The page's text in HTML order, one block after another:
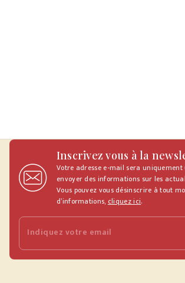
Inscrivez vous à la
Votre adresse e-mail sera uniquement
envoyer des informations sur les
Vous pouvez vous désinscrire à tout
d’informations, cliquez ici.
Indiquez votre email